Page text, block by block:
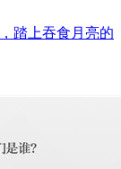
踏上吞食月亮的